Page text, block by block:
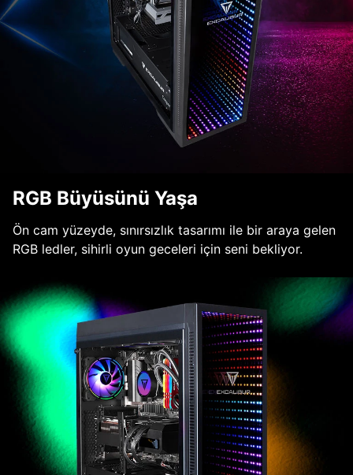
RGB Büyüsünü Yaşa
Ön cam yüzeyde, sınırsızlık tasarımı ile bir araya gelen
RGB ledler, sihirli oyun geceleri için seni bekliyor.